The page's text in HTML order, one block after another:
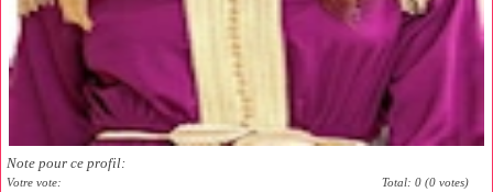
Note pour ce profil:
Votre vote: Total: 0 (0 votes)